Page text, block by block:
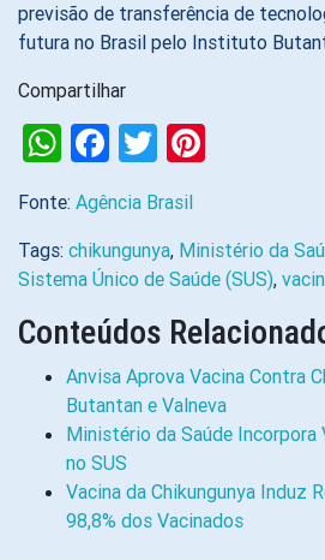
previsão de transferência de
futura no Brasil pelo Instituto
Compartilhar
WhatsApp
Facebook
Twitter
Fonte: Agência Brasil
Tags: chikungunya, Ministério da
Sistema Único de Saúde (SUS),
Conteúdos
Anvisa Aprova Vacina Contra
Butantan e Valneva
Ministério da Saúde Incorpora
no SUS
Vacina da Chikungunya Induz
98,8% dos Vacinados